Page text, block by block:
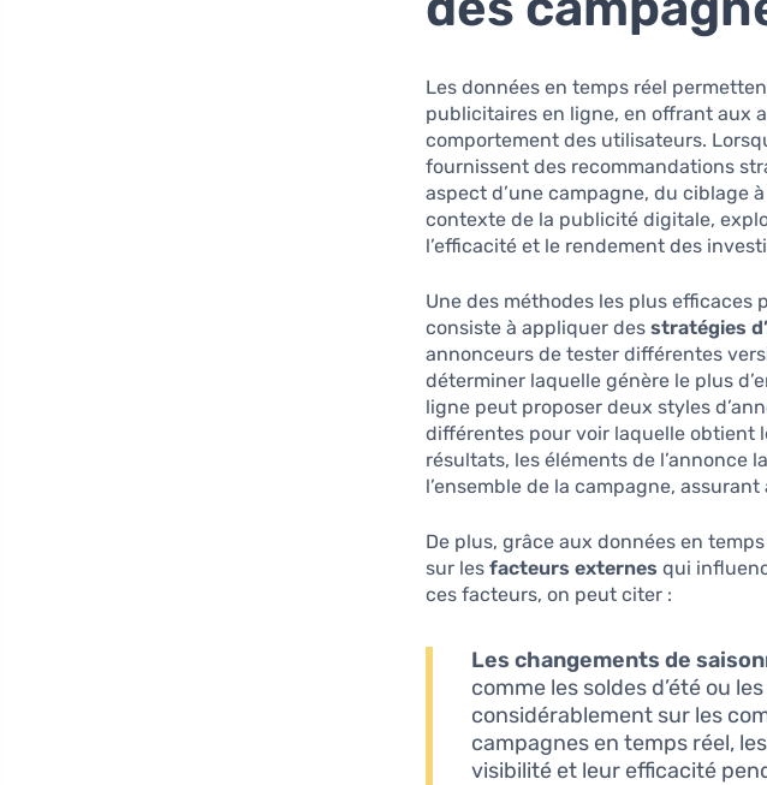
Les données en temps réel
publicitaires en ligne, en offrant aux
comportement des utilisateurs.
fournissent des recommandations
aspect d’une campagne, du ciblage
contexte de la publicité digitale,
l’efficacité et le rendement des
Une des méthodes les plus efficaces
consiste à appliquer desstratégies
annonceurs de tester différentes
déterminer laquelle génère le plus
ligne peut proposer deux styles
différentes pour voir laquelle obtient
résultats, les éléments de l’annonce
l’ensemble de la campagne,
De plus, grâce aux données en
sur lesfacteurs externes qui
ces facteurs, on peut citer :
Les changements de
comme les soldes d’été ou
considérablement sur les
campagnes en temps réel,
visibilité et leur efficacité